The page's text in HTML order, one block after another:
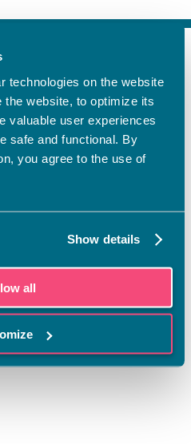
technologies on the website
the website, to optimize its
valuable user experiences
safe and functional. By
you agree to the use of
Show details
all
FI